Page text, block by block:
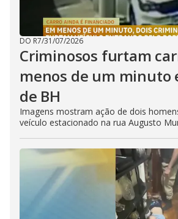
DO R7/31/07/2026
Criminosos furtam
menos de um minuto
de BH
Imagens mostram ação de dois
veículo estacionado na rua Augusto